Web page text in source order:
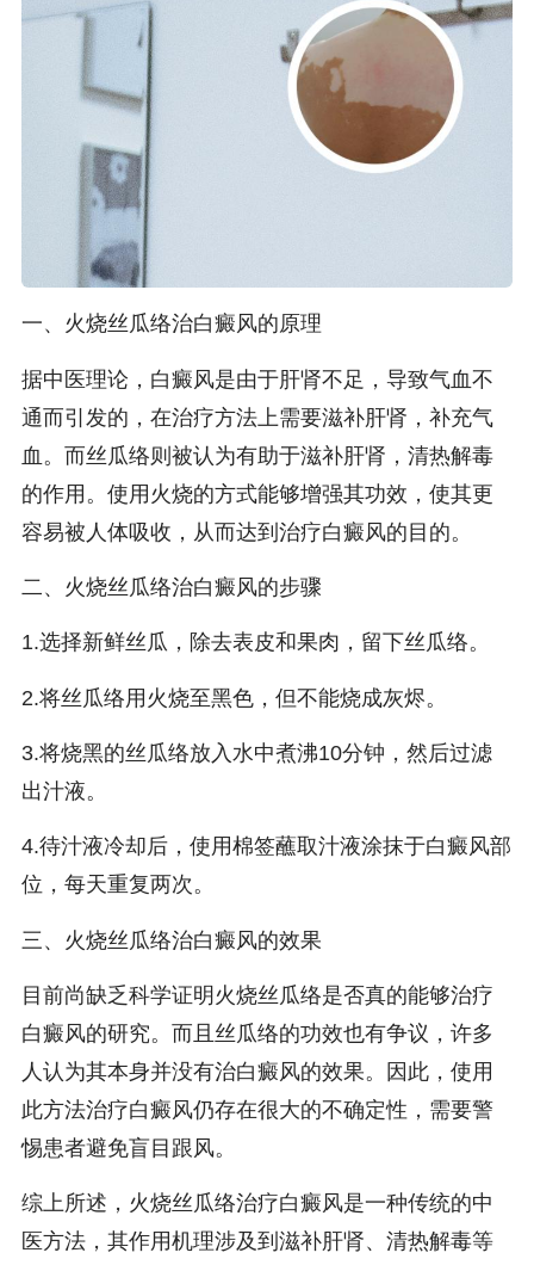
一、火烧丝瓜络治白癜风的原理
据中医理论，白癜风是由于肝肾不足，导致气血不
通而引发的，在治疗方法上需要滋补肝肾，补充气
血。而丝瓜络则被认为有助于滋补肝肾，清热解毒
的作用。使用火烧的方式能够增强其功效，使其更
容易被人体吸收，从而达到治疗白癜风的目的。
二、火烧丝瓜络治白癜风的步骤
1.选择新鲜丝瓜，除去表皮和果肉，留下丝瓜络。
2.将丝瓜络用火烧至黑色，但不能烧成灰烬。
3.将烧黑的丝瓜络放入水中煮沸10分钟，然后过滤
出汁液。
4.待汁液冷却后，使用棉签蘸取汁液涂抹于白癜风部
位，每天重复两次。
三、火烧丝瓜络治白癜风的效果
目前尚缺乏科学证明火烧丝瓜络是否真的能够治疗
白癜风的研究。而且丝瓜络的功效也有争议，许多
人认为其本身并没有治白癜风的效果。因此，使用
此方法治疗白癜风仍存在很大的不确定性，需要警
惕患者避免盲目跟风。
综上所述，火烧丝瓜络治疗白癜风是一种传统的中
医方法，其作用机理涉及到滋补肝肾、清热解毒等